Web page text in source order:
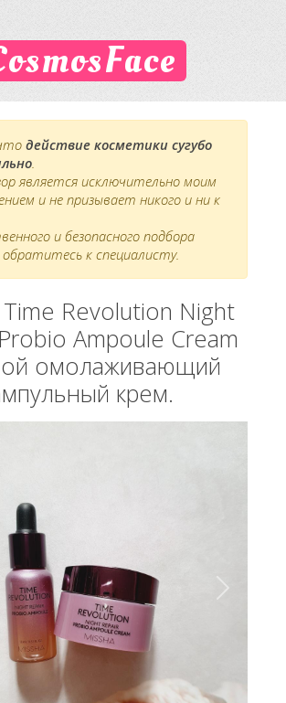
действие косметики сугубо
.
является исключительно моим
и не призывает никого и ни к
и безопасного подбора
к специалисту.
Time Revolution Night
Ampoule Cream
омолаживающий
крем.
Назад